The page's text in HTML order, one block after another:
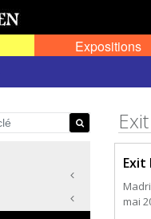
Expositions
Exit
mai